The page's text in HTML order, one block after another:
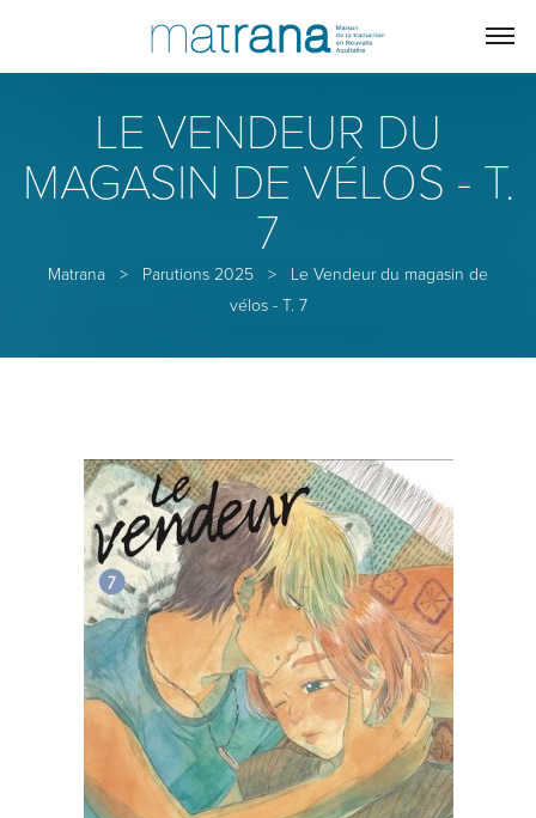
LE VENDEUR DU
MAGASIN DE VÉLOS - T.
7
Matrana > Parutions 2025 >
Le Vendeur du magasin de
vélos - T. 7